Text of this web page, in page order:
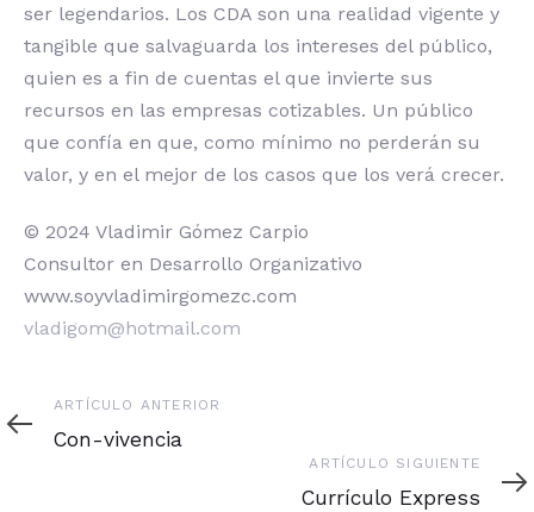
ser legendarios. Los CDA son una realidad vigente y
tangible que salvaguarda los intereses del público,
quien es a fin de cuentas el que invierte sus
recursos en las empresas cotizables. Un público
que confía en que, como mínimo no perderán su
valor, y en el mejor de los casos que los verá crecer.
© 2024 Vladimir Gómez Carpio
Consultor en Desarrollo Organizativo
www.soyvladimirgomezc.com
vladigom@hotmail.com
Artículo
anterior
ARTÍCULO ANTERIOR
Con-vivencia
Artículo
siguiente
ARTÍCULO SIGUIENTE
Currículo Express